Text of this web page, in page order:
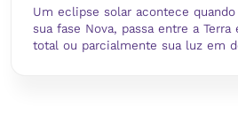
Um eclipse solar acontece
sua fase Nova, passa entre a
total ou parcialmente sua luz em